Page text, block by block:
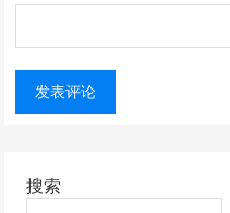
搜索